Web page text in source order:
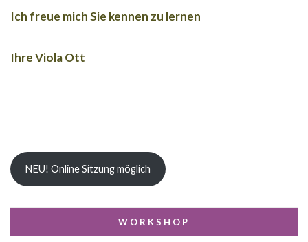
Ich freue mich Sie kennen zu lernen
Ihre Viola Ott
NEU! Online Sitzung möglich
WORKSHOP